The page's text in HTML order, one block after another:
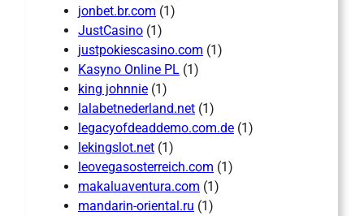
jonbet.br.com (1)
JustCasino (1)
justpokiescasino.com (1)
Kasyno Online PL (1)
king johnnie (1)
lalabetnederland.net (1)
legacyofdeaddemo.com.de (1)
lekingslot.net (1)
leovegasosterreich.com (1)
makaluaventura.com (1)
mandarin-oriental.ru (1)